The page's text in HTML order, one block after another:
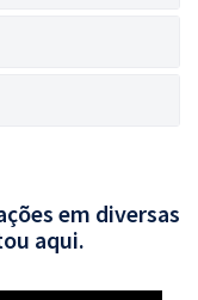
em diversas
aqui.